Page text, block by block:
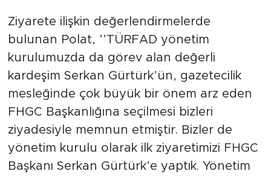
Ziyarete ilişkin değerlendirmelerde
bulunan Polat, ’’TÜRFAD yönetim
kurulumuzda da görev alan değerli
kardeşim Serkan Gürtürk’ün, gazetecilik
mesleğinde çok büyük bir önem arz eden
FHGC Başkanlığına seçilmesi bizleri
ziyadesiyle memnun etmiştir. Bizler de
yönetim kurulu olarak ilk ziyaretimizi FHGC
Başkanı Serkan Gürtürk’e yaptık. Yönetim